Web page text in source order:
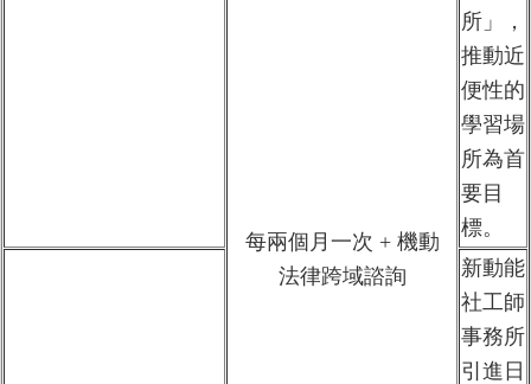
每兩個月一次 + 機動
法律跨域諮詢
所」，
推動近
便性的
學習場
所為首
要目
標。
新動能
社工師
事務所
引進日